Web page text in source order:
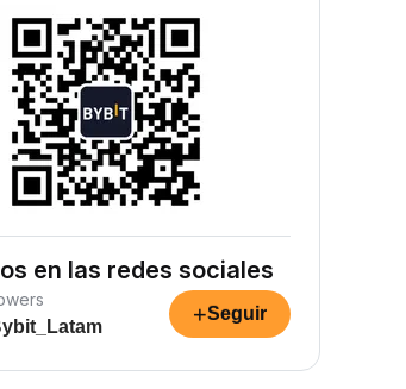
en las redes sociales
+Seguir